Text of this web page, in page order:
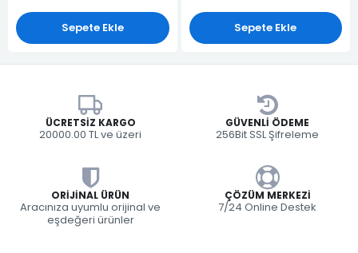
Sepete Ekle Sepete Ekle
ÜCRETSIZ KARGO
20000.00 TL ve üzeri
GÜVENLI ÖDEME
256Bit SSL Şifreleme
ORIJINAL ÜRÜN
Aracınıza uyumlu orijinal ve
eşdeğeri ürünler
ÇÖZÜM MERKEZI
7/24 Online Destek